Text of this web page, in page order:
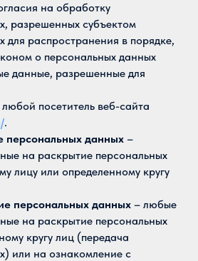
на обработку
разрешенных субъектом
для распространения в порядке,
о персональных данных
данные, разрешенные для
любой посетитель веб-сайта
.
персональных данных –
на раскрытие персональных
лицу или определенному кругу
персональных данных – любые
на раскрытие персональных
кругу лиц (передача
или на ознакомление с